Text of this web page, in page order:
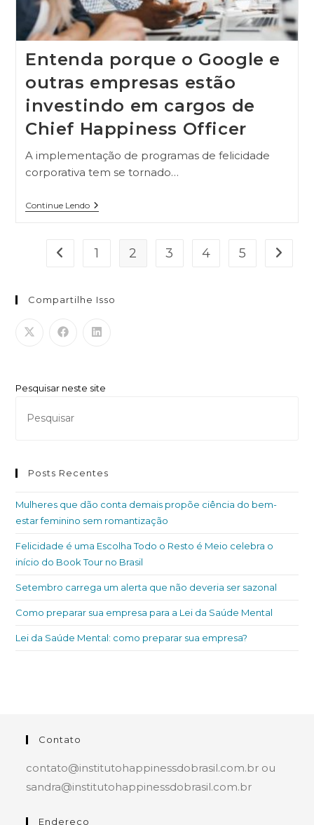
Entenda porque o Google e
outras empresas estão
investindo em cargos de
Chief Happiness Officer
A implementação de programas de felicidade
corporativa tem se tornado…
Continue Lendo
1 2 3 4 5
Compartilhe Isso
Pesquisar neste site
Posts Recentes
Mulheres que dão conta demais propõe ciência do bem-
estar feminino sem romantização
Felicidade é uma Escolha Todo o Resto é Meio celebra o
início do Book Tour no Brasil
Setembro carrega um alerta que não deveria ser sazonal
Como preparar sua empresa para a Lei da Saúde Mental
Lei da Saúde Mental: como preparar sua empresa?
Contato
contato@institutohappinessdobrasil.com.br ou
sandra@institutohappinessdobrasil.com.br
Endereço